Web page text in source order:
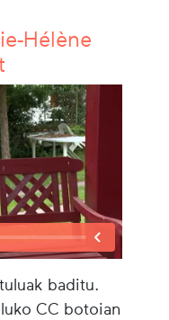
Hélène
baditu.
CC botoian